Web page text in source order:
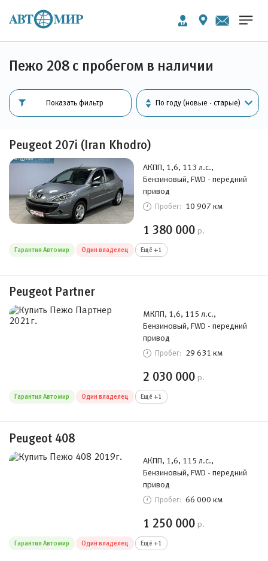
Пежо 208 с пробегом в наличии
Показать фильтр
Peugeot 207i (Iran Khodro)
АКПП, 1,6, 113 л.с.,
Бензиновый, FWD - передний
привод
Пробег: 10 907 км
1 380 000 р.
Гарантия Автомир Один владелец Ещё +1
Peugeot Partner
МКПП, 1,6, 115 л.с.,
Бензиновый, FWD - передний
привод
Пробег: 29 631 км
2 030 000 р.
Гарантия Автомир Один владелец Ещё +1
Peugeot 408
АКПП, 1,6, 115 л.с.,
Бензиновый, FWD - передний
привод
Пробег: 66 000 км
1 250 000 р.
Гарантия Автомир Один владелец Ещё +1